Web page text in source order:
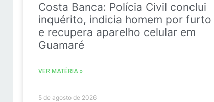
Costa Banca: Polícia Civil conclui
inquérito, indicia homem por furto
e recupera aparelho celular em
Guamaré
VER MATÉRIA »
5 de agosto de 2026